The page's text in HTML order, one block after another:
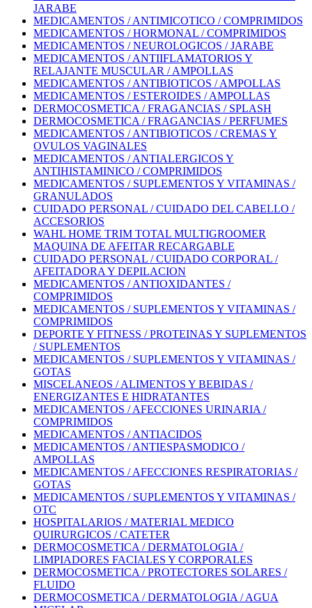
JARABE
MEDICAMENTOS / ANTIMICOTICO / COMPRIMIDOS
MEDICAMENTOS / HORMONAL / COMPRIMIDOS
MEDICAMENTOS / NEUROLOGICOS / JARABE
MEDICAMENTOS / ANTIIFLAMATORIOS Y
RELAJANTE MUSCULAR / AMPOLLAS
MEDICAMENTOS / ANTIBIOTICOS / AMPOLLAS
MEDICAMENTOS / ESTEROIDES / AMPOLLAS
DERMOCOSMETICA / FRAGANCIAS / SPLASH
DERMOCOSMETICA / FRAGANCIAS / PERFUMES
MEDICAMENTOS / ANTIBIOTICOS / CREMAS Y
OVULOS VAGINALES
MEDICAMENTOS / ANTIALERGICOS Y
ANTIHISTAMINICO / COMPRIMIDOS
MEDICAMENTOS / SUPLEMENTOS Y VITAMINAS /
GRANULADOS
CUIDADO PERSONAL / CUIDADO DEL CABELLO /
ACCESORIOS
WAHL HOME TRIM TOTAL MULTIGROOMER
MAQUINA DE AFEITAR RECARGABLE
CUIDADO PERSONAL / CUIDADO CORPORAL /
AFEITADORA Y DEPILACION
MEDICAMENTOS / ANTIOXIDANTES /
COMPRIMIDOS
MEDICAMENTOS / SUPLEMENTOS Y VITAMINAS /
COMPRIMIDOS
DEPORTE Y FITNESS / PROTEINAS Y SUPLEMENTOS
/ SUPLEMENTOS
MEDICAMENTOS / SUPLEMENTOS Y VITAMINAS /
GOTAS
MISCELANEOS / ALIMENTOS Y BEBIDAS /
ENERGIZANTES E HIDRATANTES
MEDICAMENTOS / AFECCIONES URINARIA /
COMPRIMIDOS
MEDICAMENTOS / ANTIACIDOS
MEDICAMENTOS / ANTIESPASMODICO /
AMPOLLAS
MEDICAMENTOS / AFECCIONES RESPIRATORIAS /
GOTAS
MEDICAMENTOS / SUPLEMENTOS Y VITAMINAS /
OTC
HOSPITALARIOS / MATERIAL MEDICO
QUIRURGICOS / CATETER
DERMOCOSMETICA / DERMATOLOGIA /
LIMPIADORES FACIALES Y CORPORALES
DERMOCOSMETICA / PROTECTORES SOLARES /
FLUIDO
DERMOCOSMETICA / DERMATOLOGIA / AGUA